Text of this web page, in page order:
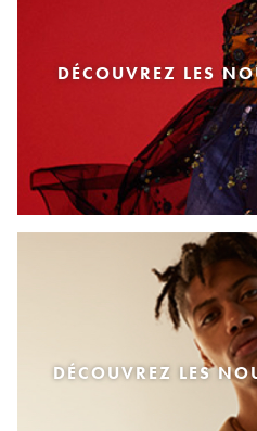
DÉCOUVREZ LES
DÉCOUVREZ LES